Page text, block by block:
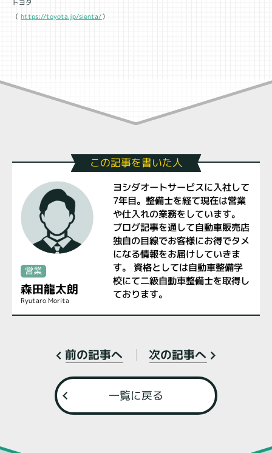
トヨタ
（ https://toyota.jp/sienta/）
この記事を書いた人
営業
森田龍太朗
Ryutaro Morita
ヨシダオートサービスに入社して
7年目。整備士を経て現在は営業
や仕入れの業務をしています。
ブログ記事を通して自動車販売店
独自の目線でお客様にお得でタメ
になる情報をお届けしていきま
す。 資格としては自動車整備学
校にて二級自動車整備士を取得し
ております。
前の記事へ 次の記事へ
一覧に戻る